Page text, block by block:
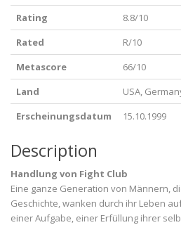
Rating
8.8/10
Rated
R/10
Metascore
66/10
Land
USA,
Erscheinungsdatum
15.10.1999
Description
Handlung von Fight Club
Eine ganze Generation von Männern,
Geschichte, wanken durch ihr Leben
einer Aufgabe, einer Erfüllung ihrer